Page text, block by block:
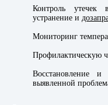
Контроль
устранение и
Мониторинг
Профилактическую
Восстановление и
выявленной